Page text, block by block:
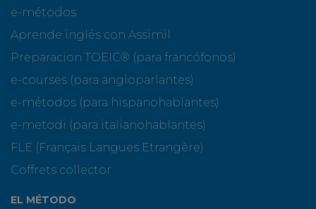
e-métodos
Aprende inglés con Assimil
Preparacion TOEIC® (para francófonos)
e-courses (para angloparlantes)
e-métodos (para hispanohablantes)
e-metodi (para italianohablantes)
FLE (Français Langues Etrangère)
Coffrets collector
EL MÉTODO